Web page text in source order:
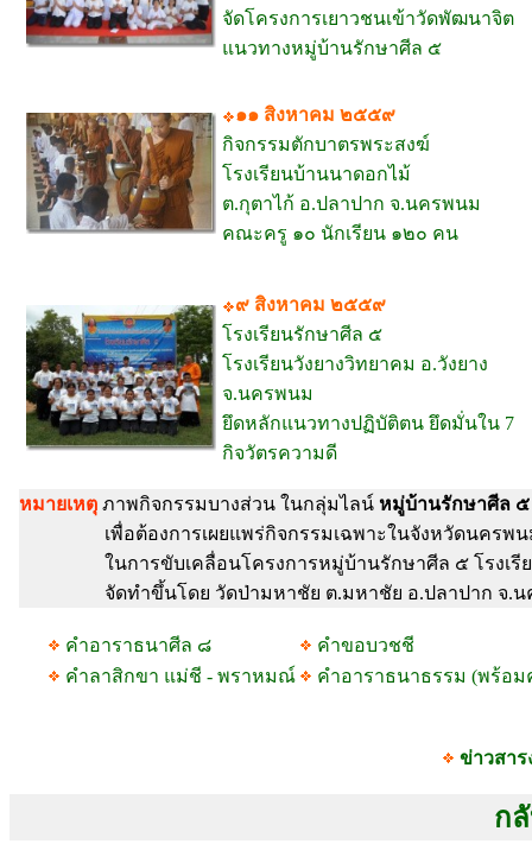
จัดโครงการเยาวชนเข้าวัดพัฒนาจิต
แนวทางหมู่บ้านรักษาศีล ๕
๑๑ สิงหาคม ๒๕๕๙
กิจกรรมตักบาตรพระสงฆ์
โรงเรียนบ้านนาดอกไม้
ต.กุตาไก้ อ.ปลาปาก จ.นครพนม
คณะครู ๑๐ นักเรียน ๑๒๐ คน
๙ สิงหาคม ๒๕๕๙
โรงเรียนรักษาศีล ๕
โรงเรียนวังยางวิทยาคม อ.วังยาง
จ.นครพนม
ยึดหลักแนวทางปฏิบัติตน ยึดมั่นใน 7
กิจวัตรความดี
หมายเหตุ ภาพกิจกรรมบางส่วน ในกลุ่มไลน์ หมู่บ้านรักษาศีล
เพื่อต้องการเผยแพร่กิจกรรมเฉพาะในจังหวัดนครพน
ในการขับเคลื่อนโครงการหมู่บ้านรักษาศีล ๕ โรงเรีย
จัดทำขึ้นโดย วัดป่ามหาชัย ต.มหาชัย อ.ปลาปาก จ.น
คำอาราธนาศีล ๘
คำขอบวชชี
คำลาสิกขา แม่ชี - พราหมณ์
คำอาราธนาธรรม (พร้อม
ข่าวสา
ก